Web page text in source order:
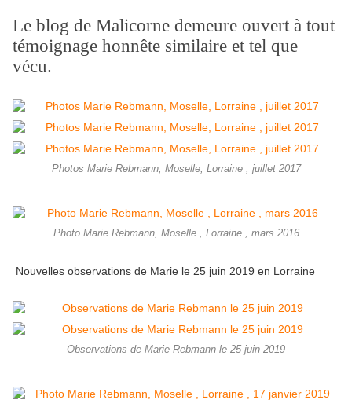
Le blog de Malicorne demeure ouvert à tout
témoignage honnête similaire et tel que
vécu.
Photos Marie Rebmann, Moselle, Lorraine , juillet 2017
Photo Marie Rebmann, Moselle , Lorraine , mars 2016
Nouvelles observations de Marie le 25 juin 2019 en Lorraine
Observations de Marie Rebmann le 25 juin 2019